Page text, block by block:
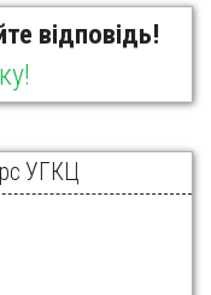
відповідь!
УГКЦ